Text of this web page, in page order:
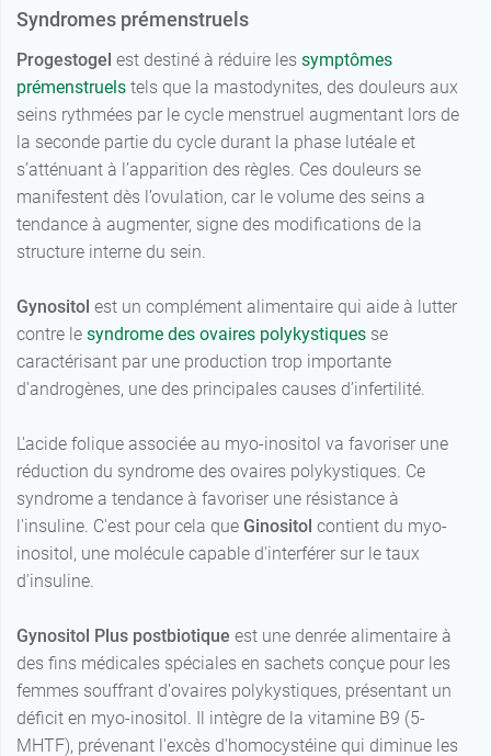
Syndromes prémenstruels
Progestogel est destiné à réduire les symptômes
prémenstruels tels que la mastodynites, des douleurs aux
seins rythmées par le cycle menstruel augmentant lors de
la seconde partie du cycle durant la phase lutéale et
s’atténuant à l’apparition des règles. Ces douleurs se
manifestent dès l’ovulation, car le volume des seins a
tendance à augmenter, signe des modifications de la
structure interne du sein.
Gynositol est un complément alimentaire qui aide à lutter
contre le syndrome des ovaires polykystiques se
caractérisant par une production trop importante
d'androgènes, une des principales causes d’infertilité.
L'acide folique associée au myo-inositol va favoriser une
réduction du syndrome des ovaires polykystiques. Ce
syndrome a tendance à favoriser une résistance à
l'insuline. C'est pour cela que Ginositol contient du myo-
inositol, une molécule capable d'interférer sur le taux
d'insuline.
Gynositol Plus postbiotique est une denrée alimentaire à
des fins médicales spéciales en sachets conçue pour les
femmes souffrant d'ovaires polykystiques, présentant un
déficit en myo-inositol. Il intègre de la vitamine B9 (5-
MHTF), prévenant l'excès d'homocystéine qui diminue les